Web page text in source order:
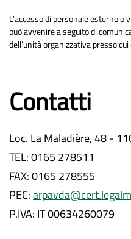
L’accesso di personale esterno o
può avvenire a seguito di
dell’unità organizzativa presso
Contatti
Loc. La Maladière, 48 -
TEL: 0165 278511
FAX: 0165 278555
PEC:
P.IVA: IT 00634260079